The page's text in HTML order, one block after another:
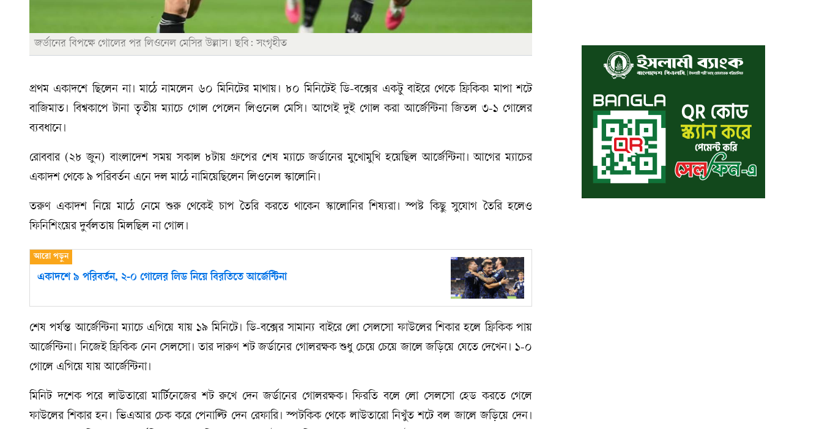
জর্ডানের বিপক্ষে গোলের পর লিওনেল মেসির উল্লাস। ছবি: সংগৃহীত
প্রথম একাদশে ছিলেন না। মাঠে নামলেন ৬০ মিনিটের মাথায়। ৮০ মিনিটেই ডি-বক্সের একটু বাইরে থেকে ফ্রিকিক৷ মাপা শটে
বাজিমাত। বিশ্বকাপে টানা তৃতীয় ম্যাচে গোল পেলেন লিওনেল মেসি। আগেই দুই গোল করা আর্জেন্টিনা জিতল ৩-১ গোলের
ব্যবধানে।
রোববার (২৮ জুন) বাংলাদেশ সময় সকাল ৮টায় গ্রুপের শেষ ম্যাচে জর্ডানের মুখোমুখি হয়েছিল আর্জেন্টিনা। আগের ম্যাচের
একাদশ থেকে ৯ পরিবর্তন এনে দল মাঠে নামিয়েছিলেন লিওনেল স্কালোনি।
তরুণ একাদশ নিয়ে মাঠে নেমে শুরু থেকেই চাপ তৈরি করতে থাকেন স্কালোনির শিষ্যরা। স্পষ্ট কিছু সুযোগ তৈরি হলেও
ফিনিশিংয়ের দুর্বলতায় মিলছিল না গোল।
একাদশে ৯ পরিবর্তন, ২-০ গোলের লিড নিয়ে বিরতিতে আর্জেন্টিনা
শেষ পর্যন্ত আর্জেন্টিনা ম্যাচে এগিয়ে যায় ১৯ মিনিটে। ডি-বক্সের সামান্য বাইরে লো সেলসো ফাউলের শিকার হলে ফ্রিকিক পায়
আর্জেন্টিনা। নিজেই ফ্রিকিক নেন সেলসো। তার দারুণ শট জর্ডানের গোলরক্ষক শুধু চেয়ে চেয়ে জালে জড়িয়ে যেতে দেখেন। ১-০
গোলে এগিয়ে যায় আর্জেন্টিনা।
মিনিট দশেক পরে লাউতারো মার্টিনেজের শট রুখে দেন জর্ডানের গোলরক্ষক। ফিরতি বলে লো সেলসো হেড করতে গেলে
ফাউলের শিকার হন। ভিএআর চেক করে পেনাল্টি দেন রেফারি। স্পটকিক থেকে লাউতারো নিখুঁত শটে বল জালে জড়িয়ে দেন।